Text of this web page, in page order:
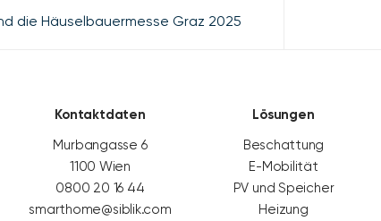
die Häuselbauermesse Graz 2025
Kontaktdaten
Murbangasse 6
1100 Wien
0800 20 16 44
smarthome@siblik.com
Lösungen
Beschattung
E-Mobilität
PV und Speicher
Heizung